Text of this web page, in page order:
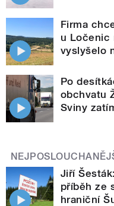
Firma
u Ločenic
vyslyšelo
Po
obchvatu
Sviny
Jiří
příběh ze
hraniční